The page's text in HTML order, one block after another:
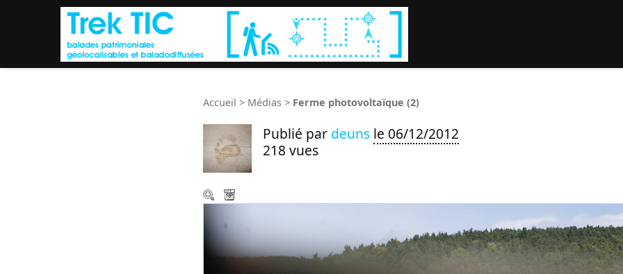
Accueil > Médias > Ferme photovoltaïque (2)
Publié par deuns le 06/12/2012
218 vues